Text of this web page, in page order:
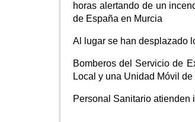
horas alertando de un
de España en Murcia
Al lugar se han desplazado
Bomberos del Servicio de
Local y una Unidad Móvil
Personal Sanitario atienden